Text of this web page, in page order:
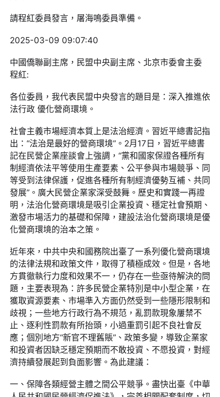
請程紅委員發言，屠海鳴委員準備。
2025-03-09 09:07:40
中國僑聯副主席，民盟中央副主席、北京市委會主委
程紅:
各位委員，我代表民盟中央發言的題目是：深入推進依
法行政 優化營商環境。
社會主義市場經濟本質上是法治經濟。習近平總書記指
出：“法治是最好的營商環境”。2月17日，習近平總書
記在民營企業座談會上強調，“黨和國家保證各種所有
制經濟依法平等使用生產要素、公平參與市場競爭、同
等受到法律保護，促進各種所有制經濟優勢互補、共同
發展”。廣大民營企業家深受鼓舞。歷史和實踐一再證
明，法治化營商環境是吸引企業投資、穩定社會預期、
激發市場活力的基礎和保障，建設法治化營商環境是優
化營商環境的治本之策。
近年來，中共中央和國務院出臺了一系列優化營商環境
的法律法規和政策文件，取得了積極成效。但是，各地
方貫徹執行力度和效果不一，仍存在一些亟待解決的問
題，主要表現為：許多民營企業特別是中小型企業，在
獲取資源要素、市場準入方面仍然受到一些隱形限制和
歧視；一些地方行政行為不規范，亂罰款現象屢禁不
止、逐利性罰款有所抬頭，小過重罰引起不良社會反
應；個別地方“新官不理舊賬”、政策多變，導致企業家
和投資者因缺乏穩定預期而不敢投資、不愿投資，對經
濟持續發展起到負面影響。為此建議：
一、保障各類經營主體之間公平競爭。盡快出臺《中華